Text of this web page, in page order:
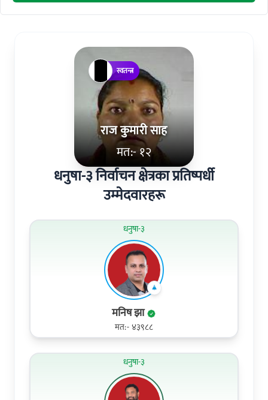
राज कुमारी साह
मत:- १२
स्वतन्त्र
धनुषा-३ निर्वाचन क्षेत्रका प्रतिष्पर्धी
उम्मेदवारहरू
धनुषा-३
मनिष झा
मत:- ४३९८८
धनुषा-३